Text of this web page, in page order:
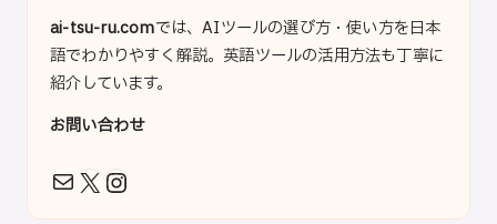
ai-tsu-ru.comでは、AIツールの選び方・使い方を日本
語でわかりやすく解説。英語ツールの活用方法も丁寧に
紹介しています。
お問い合わせ
メールX Instagram